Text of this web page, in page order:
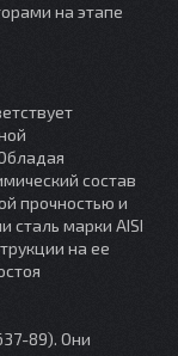
на этапе
состав
прочностью и
сталь марки AISI
на ее
89). Они